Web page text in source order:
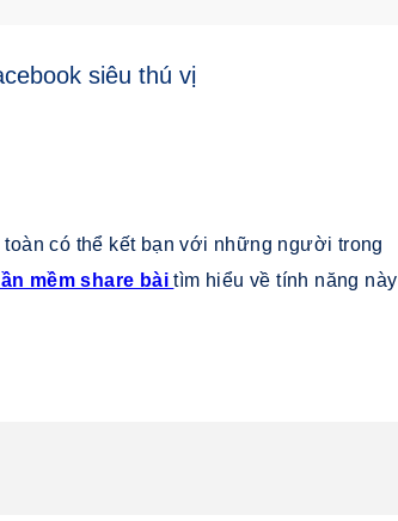
siêu thú vị
toàn có thể kết bạn với những người trong
mềm share bài tìm hiểu về tính năng này